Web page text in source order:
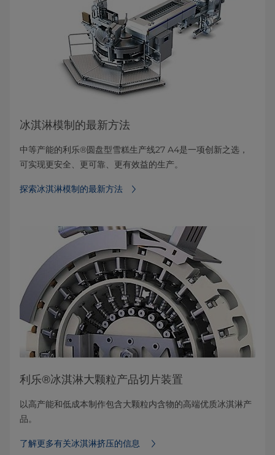
冰淇淋模制的最新方法
中等产能的利乐®圆盘型雪糕生产线27 A4是一项创新之选，
可实现更安全、更可靠、更有效益的生产。
探索冰淇淋模制的最新方法
利乐®冰淇淋大颗粒产品切片装置
以高产能和低成本制作包含大颗粒内含物的高端优质冰淇淋产
品。
了解更多有关冰淇淋挤压的信息